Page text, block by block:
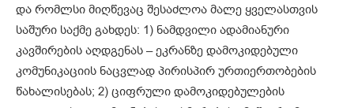
და რომლსი მიღწევაც შესაძლოა მალე ყველასთვის
საშური საქმე გახდეს: 1) ნამდვილი ადამიანური
კავშირების აღდგენას – ეკრანზე დამოკიდებული
კომუნიკაციის ნაცვლად პირისპირ ურთიერთობების
წახალისებას; 2) ციფრული დამოკიდებულების